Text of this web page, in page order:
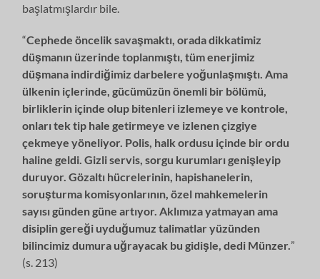
başlatmışlardır bile.
“Cephede öncelik savaşmaktı, orada dikkatimiz
düşmanın üzerinde toplanmıştı, tüm enerjimiz
düşmana indirdiğimiz darbelere yoğunlaşmıştı. Ama
ülkenin içlerinde, gücümüzün önemli bir bölümü,
birliklerin içinde olup bitenleri izlemeye ve kontrole,
onları tek tip hale getirmeye ve izlenen çizgiye
çekmeye yöneliyor. Polis, halk ordusu içinde bir ordu
haline geldi. Gizli servis, sorgu kurumları genişleyip
duruyor. Gözaltı hücrelerinin, hapishanelerin,
soruşturma komisyonlarının, özel mahkemelerin
sayısı günden güne artıyor. Aklımıza yatmayan ama
disiplin gereği uyduğumuz talimatlar yüzünden
bilincimiz dumura uğrayacak bu gidişle, dedi Münzer. ”
(s. 213)